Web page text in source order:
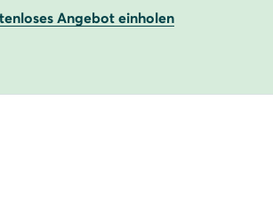
Angebot einholen